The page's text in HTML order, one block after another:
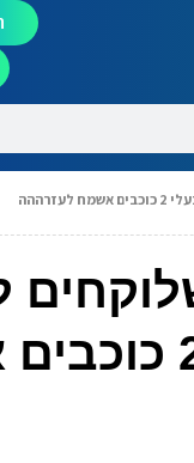
השווים בדהאב (בלו הול